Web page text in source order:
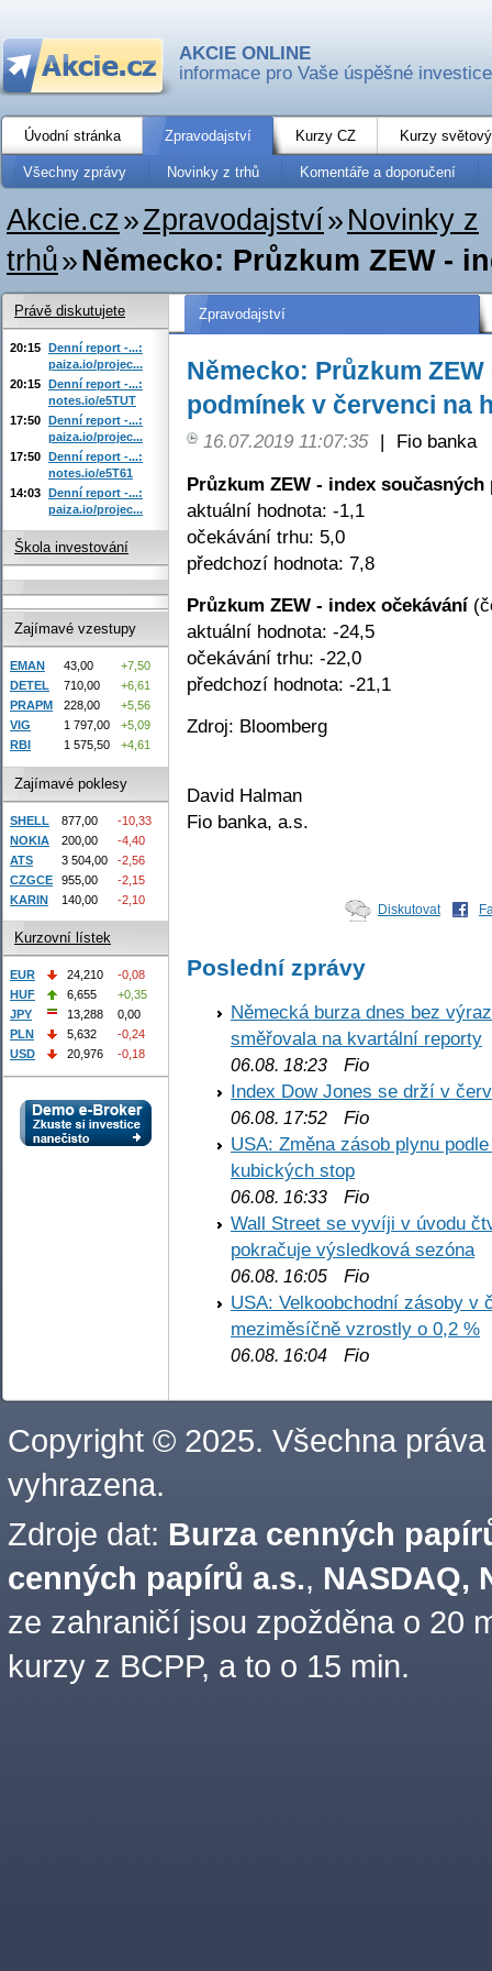
AKCIE ONLINE
informace pro Vaše úspěšné investice
Úvodní stránka Zpravodajství Kurzy CZ Kurzy
Všechny zprávy Novinky z trhů Komentáře a doporučení
Akcie.cz»Zpravodajství» Novinky z
trhů»Německo: Průzkum ZEW -
Zpravodajství
Německo: Průzkum
podmínek v červenci na
16.07.2019 11:07:35 |
Fio banka
Průzkum ZEW - index současných
aktuální hodnota: -1,1
očekávání trhu: 5,0
předchozí hodnota: 7,8
Průzkum ZEW - index očekávání
aktuální hodnota: -24,5
očekávání trhu: -22,0
předchozí hodnota: -21,1
Zdroj: Bloomberg
David Halman
Fio banka, a.s.
Diskutovat
Poslední zprávy
Německá burza dnes bez
směřovala na kvartální reporty
06.08. 18:23 Fio
Index Dow Jones se drží v
06.08. 17:52 Fio
USA: Změna zásob plynu
kubických stop
06.08. 16:33 Fio
Wall Street se vyvíji v úvodu
pokračuje výsledková sezóna
06.08. 16:05 Fio
USA: Velkoobchodní zásoby v
meziměsíčně vzrostly o 0,2 %
06.08. 16:04 Fio
Právě diskutujete
20:15 Denní report -...:
paiza.io/projec...
20:15 Denní report -...:
notes.io/e5TUT
17:50 Denní report -...:
paiza.io/projec...
17:50 Denní report -...:
notes.io/e5T61
14:03 Denní report -...:
paiza.io/projec...
Škola investování
Zajímavé vzestupy
EMAN 43,00
+7,50
DETEL
710,00
+6,61
PRAPM
228,00
+5,56
VIG
1 797,00
+5,09
RBI
1 575,50 +4,61
Zajímavé poklesy
SHELL 877,00
-10,33
NOKIA
200,00
-4,40
ATS
3 504,00
-2,56
CZGCE
955,00
-2,15
KARIN
140,00 -2,10
Kurzovní lístek
EUR 24,210
-0,08
HUF
6,655
+0,35
JPY
13,288
0,00
PLN
5,632
-0,24
USD
20,976 -0,18
Copyright © 2025. Všechna práva
vyhrazena.
Zdroje dat: Burza cenných
cenných papírů a.s., NASDAQ,
ze zahraničí jsou zpožděna o 20
kurzy z BCPP, a to o 15 min.